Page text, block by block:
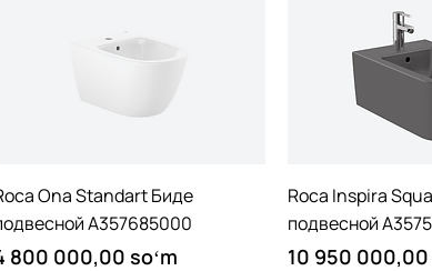
Quick View
Ona Standart Биде
A357685000
800 000,00 soʻm
Quick
Roca Inspira
подвесной
Price
10 950 000,00